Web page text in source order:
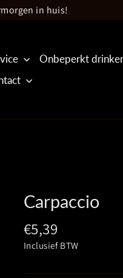
in huis!
Onbeperkt
Carpaccio
Prijs
€5,39
Inclusief BTW